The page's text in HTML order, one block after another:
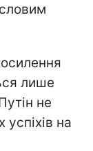
лише
не
на